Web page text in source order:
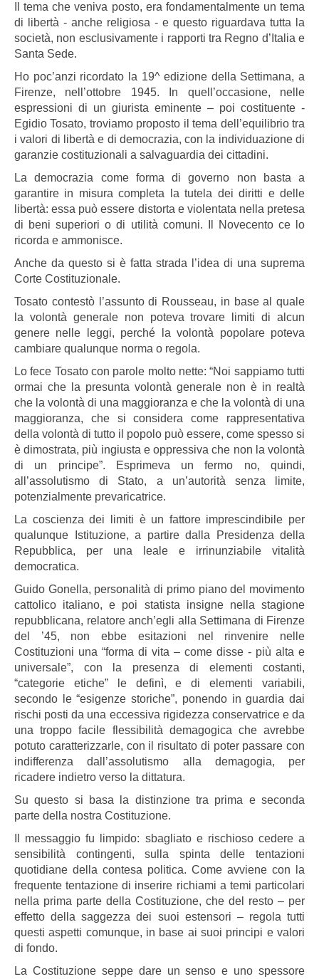
Il tema che veniva posto, era fondamentalmente un tema
di libertà - anche religiosa - e questo riguardava tutta la
società, non esclusivamente i rapporti tra Regno d’Italia e
Santa Sede.
Ho poc’anzi ricordato la 19^ edizione della Settimana, a
Firenze, nell’ottobre 1945. In quell’occasione, nelle
espressioni di un giurista eminente – poi costituente -
Egidio Tosato, troviamo proposto il tema dell’equilibrio tra
i valori di libertà e di democrazia, con la individuazione di
garanzie costituzionali a salvaguardia dei cittadini.
La democrazia come forma di governo non basta a
garantire in misura completa la tutela dei diritti e delle
libertà: essa può essere distorta e violentata nella pretesa
di beni superiori o di utilità comuni. Il Novecento ce lo
ricorda e ammonisce.
Anche da questo si è fatta strada l’idea di una suprema
Corte Costituzionale.
Tosato contestò l’assunto di Rousseau, in base al quale
la volontà generale non poteva trovare limiti di alcun
genere nelle leggi, perché la volontà popolare poteva
cambiare qualunque norma o regola.
Lo fece Tosato con parole molto nette: “Noi sappiamo tutti
ormai che la presunta volontà generale non è in realtà
che la volontà di una maggioranza e che la volontà di una
maggioranza, che si considera come rappresentativa
della volontà di tutto il popolo può essere, come spesso si
è dimostrata, più ingiusta e oppressiva che non la volontà
di un principe”. Esprimeva un fermo no, quindi,
all’assolutismo di Stato, a un’autorità senza limite,
potenzialmente prevaricatrice.
La coscienza dei limiti è un fattore imprescindibile per
qualunque Istituzione, a partire dalla Presidenza della
Repubblica, per una leale e irrinunziabile vitalità
democratica.
Guido Gonella, personalità di primo piano del movimento
cattolico italiano, e poi statista insigne nella stagione
repubblicana, relatore anch’egli alla Settimana di Firenze
del ’45, non ebbe esitazioni nel rinvenire nelle
Costituzioni una “forma di vita – come disse - più alta e
universale”, con la presenza di elementi costanti,
“categorie etiche” le definì, e di elementi variabili,
secondo le “esigenze storiche”, ponendo in guardia dai
rischi posti da una eccessiva rigidezza conservatrice e da
una troppo facile flessibilità demagogica che avrebbe
potuto caratterizzarle, con il risultato di poter passare con
indifferenza dall’assolutismo alla demagogia, per
ricadere indietro verso la dittatura.
Su questo si basa la distinzione tra prima e seconda
parte della nostra Costituzione.
Il messaggio fu limpido: sbagliato e rischioso cedere a
sensibilità contingenti, sulla spinta delle tentazioni
quotidiane della contesa politica. Come avviene con la
frequente tentazione di inserire richiami a temi particolari
nella prima parte della Costituzione, che del resto – per
effetto della saggezza dei suoi estensori – regola tutti
questi aspetti comunque, in base ai suoi principi e valori
di fondo.
La Costituzione seppe dare un senso e uno spessore